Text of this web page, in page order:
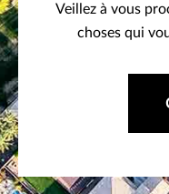
Veillez à vous
choses qui